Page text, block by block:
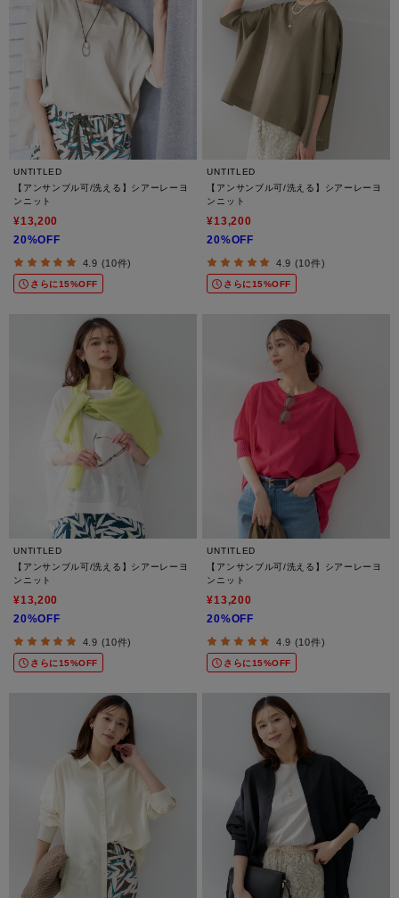
UNTITLED
【アンサンブル可/洗える】シアーレーヨ
ンニット
¥13,200
20%OFF
4.9 (10件)
さらに15%OFF
UNTITLED
【アンサンブル可/洗える】シアーレーヨ
ンニット
¥13,200
20%OFF
4.9 (10件)
さらに15%OFF
UNTITLED
【アンサンブル可/洗える】シアーレーヨ
ンニット
¥13,200
20%OFF
4.9 (10件)
さらに15%OFF
UNTITLED
【アンサンブル可/洗える】シアーレーヨ
ンニット
¥13,200
20%OFF
4.9 (10件)
さらに15%OFF